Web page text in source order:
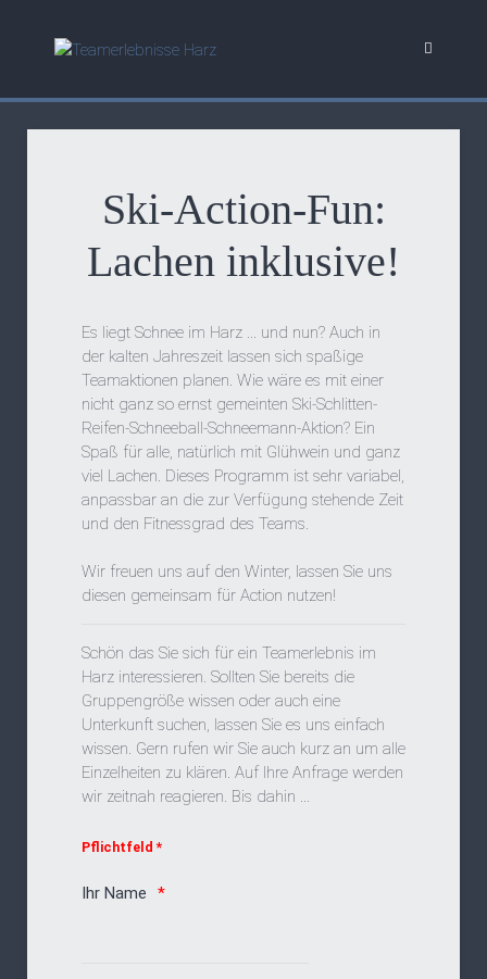
Ski-Action-Fun:
Lachen inklusive!
Es liegt Schnee im Harz ... und nun? Auch in
der kalten Jahreszeit lassen sich spaßige
Teamaktionen planen. Wie wäre es mit einer
nicht ganz so ernst gemeinten Ski-Schlitten-
Reifen-Schneeball-Schneemann-Aktion? Ein
Spaß für alle, natürlich mit Glühwein und ganz
viel Lachen. Dieses Programm ist sehr variabel,
anpassbar an die zur Verfügung stehende Zeit
und den Fitnessgrad des Teams.
Wir freuen uns auf den Winter, lassen Sie uns
diesen gemeinsam für Action nutzen!
Schön das Sie sich für ein Teamerlebnis im
Harz interessieren. Sollten Sie bereits die
Gruppengröße wissen oder auch eine
Unterkunft suchen, lassen Sie es uns einfach
wissen. Gern rufen wir Sie auch kurz an um alle
Einzelheiten zu klären. Auf Ihre Anfrage werden
wir zeitnah reagieren. Bis dahin ...
Pflichtfeld *
Ihr Name